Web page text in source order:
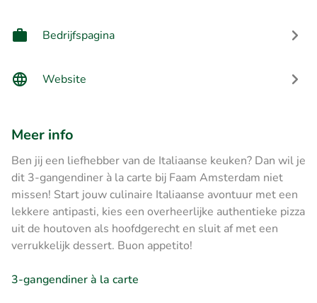
Bedrijfspagina
Website
Meer info
Ben jij een liefhebber van de Italiaanse keuken? Dan wil je
dit 3-gangendiner à la carte bij Faam Amsterdam niet
missen! Start jouw culinaire Italiaanse avontuur met een
lekkere antipasti, kies een overheerlijke authentieke pizza
uit de houtoven als hoofdgerecht en sluit af met een
verrukkelijk dessert. Buon appetito!
3-gangendiner à la carte